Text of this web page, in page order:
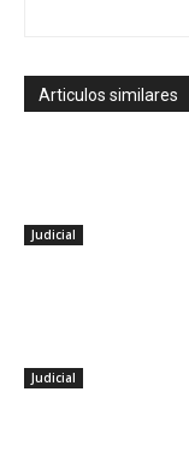
Articulos similares
Judicial
Judicial